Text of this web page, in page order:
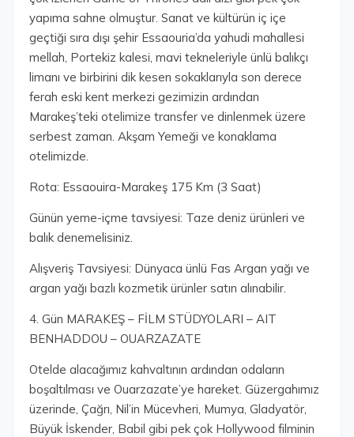
yapıma sahne olmuştur. Sanat ve kültürün iç içe
geçtiği sıra dışı şehir Essaouria’da yahudi mahallesi
mellah, Portekiz kalesi, mavi tekneleriyle ünlü balıkçı
limanı ve birbirini dik kesen sokaklarıyla son derece
ferah eski kent merkezi gezimizin ardından
Marakeş’teki otelimize transfer ve dinlenmek üzere
serbest zaman. Akşam Yemeği ve konaklama
otelimizde.
Rota: Essaouira-Marakeş 175 Km (3 Saat)
Günün yeme-içme tavsiyesi: Taze deniz ürünleri ve
balık denemelisiniz.
Alışveriş Tavsiyesi: Dünyaca ünlü Fas Argan yağı ve
argan yağı bazlı kozmetik ürünler satın alınabilir.
4. Gün MARAKEŞ – FİLM STÜDYOLARI – AIT
BENHADDOU – OUARZAZATE
Otelde alacağımız kahvaltının ardından odaların
boşaltılması ve Ouarzazate’ye hareket. Güzergahımız
üzerinde, Çağrı, Nil’in Mücevheri, Mumya, Gladyatör,
Büyük İskender, Babil gibi pek çok Hollywood filminin